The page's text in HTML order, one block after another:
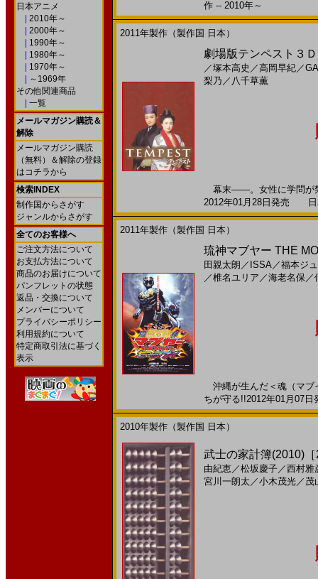
日本アニメ
2010年～
2000年～
1990年～
1980年～
1970年～
～1969年
その他関連商品
一覧
メールマガジン購読＆
解除
メールマガジン購読
（無料）＆解除の登録
はコチラから
検索INDEX
制作国からさがす
ジャンルからさがす
全てのお客様へ
ご注文方法について
お支払方法について
商品のお届けについて
パンフレットの状態
返品・交換について
メンバーについて
プライバシーポリシー
利用規約について
特定商取引法に基づく
表示
作 -- 2010年～
2011年製作（製作国 日本）
劇場版テンペスト３
／塚本高史 ／高岡早紀／
梨乃 ／ 八千草薫
幕末――。女性に学問が
2012年01月28日発売 日
2011年製作（製作国 日本）
琉神マブヤー THE
田親太朗 ／ ISSA／福本ジ
／椎名ユリア ／海老名保／
沖縄が生んだ＜魂（マブ
ちが守る!!2012年01月07
2010年製作（製作国 日本）
武士の家計簿(2010)
由紀恵／松坂慶子／西村雅
宮川一朗太 ／小木茂光／ 茂